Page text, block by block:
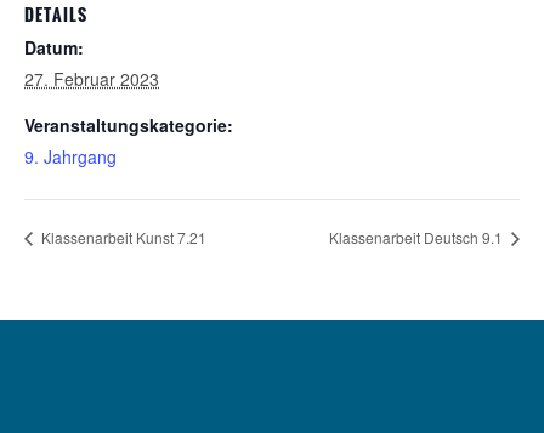
DETAILS
Datum:
27. Februar 2023
Veranstaltungskategorie:
9. Jahrgang
Klassenarbeit Kunst 7.21 Klassenarbeit Deutsch 9.1